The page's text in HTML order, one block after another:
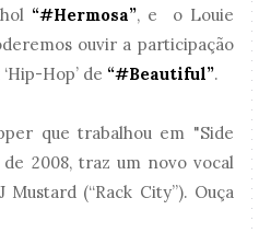
“#Hermosa”, e o Louie
ouvir a participação
Hop’ de “#Beautiful”.
que trabalhou em "Side
2008, traz um novo vocal
(“Rack City”). Ouça